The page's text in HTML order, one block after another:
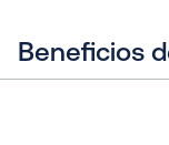
Beneficios